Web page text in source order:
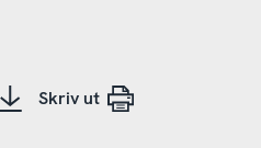
Skriv ut